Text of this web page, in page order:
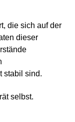
die sich auf der
dieser
stabil sind.
selbst.